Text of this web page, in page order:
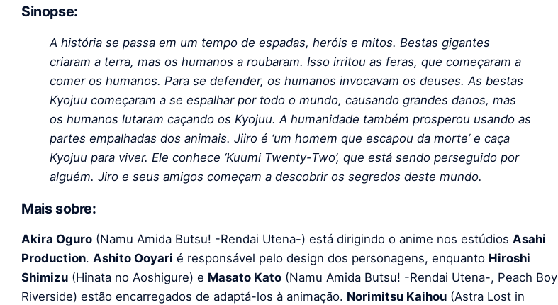
Sinopse:
A história se passa em um tempo de espadas, heróis e mitos. Bestas gigantes
criaram a terra, mas os humanos a roubaram. Isso irritou as feras, que começaram a
comer os humanos. Para se defender, os humanos invocavam os deuses. As bestas
Kyojuu começaram a se espalhar por todo o mundo, causando grandes danos, mas
os humanos lutaram caçando os Kyojuu. A humanidade também prosperou usando as
partes empalhadas dos animais. Jiiro é ‘um homem que escapou da morte’ e caça
Kyojuu para viver. Ele conhece ‘Kuumi Twenty-Two’, que está sendo perseguido por
alguém. Jiro e seus amigos começam a descobrir os segredos deste mundo.
Mais sobre:
Akira Oguro (Namu Amida Butsu! -Rendai Utena-) está dirigindo o anime nos estúdios Asahi
Production. Ashito Ooyari é responsável pelo design dos personagens, enquanto Hiroshi
Shimizu (Hinata no Aoshigure) e Masato Kato (Namu Amida Butsu! -Rendai Utena-, Peach Boy
Riverside) estão encarregados de adaptá-los à animação. Norimitsu Kaihou (Astra Lost in